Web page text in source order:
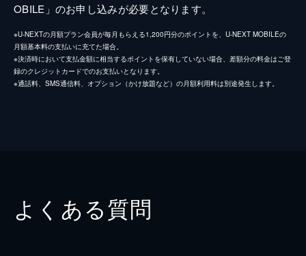
OBILE」のお申し込みが必要となります。
※U-NEXTの月額プラン会員が毎月もらえる1,200円分のポイントを、U-NEXT MOBILEの
月額基本料の支払いに充てた場合。
※決済時において支払金額に相当するポイントを保有していない場合、差額分の料金はご登
録のクレジットカードでのお支払いとなります。
※通話料、SMS通信料、オプション（かけ放題など）の月額利用料は別途発生します。
よくある質問